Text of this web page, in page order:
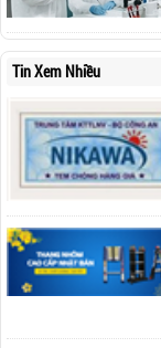
Tin Xem Nhiều